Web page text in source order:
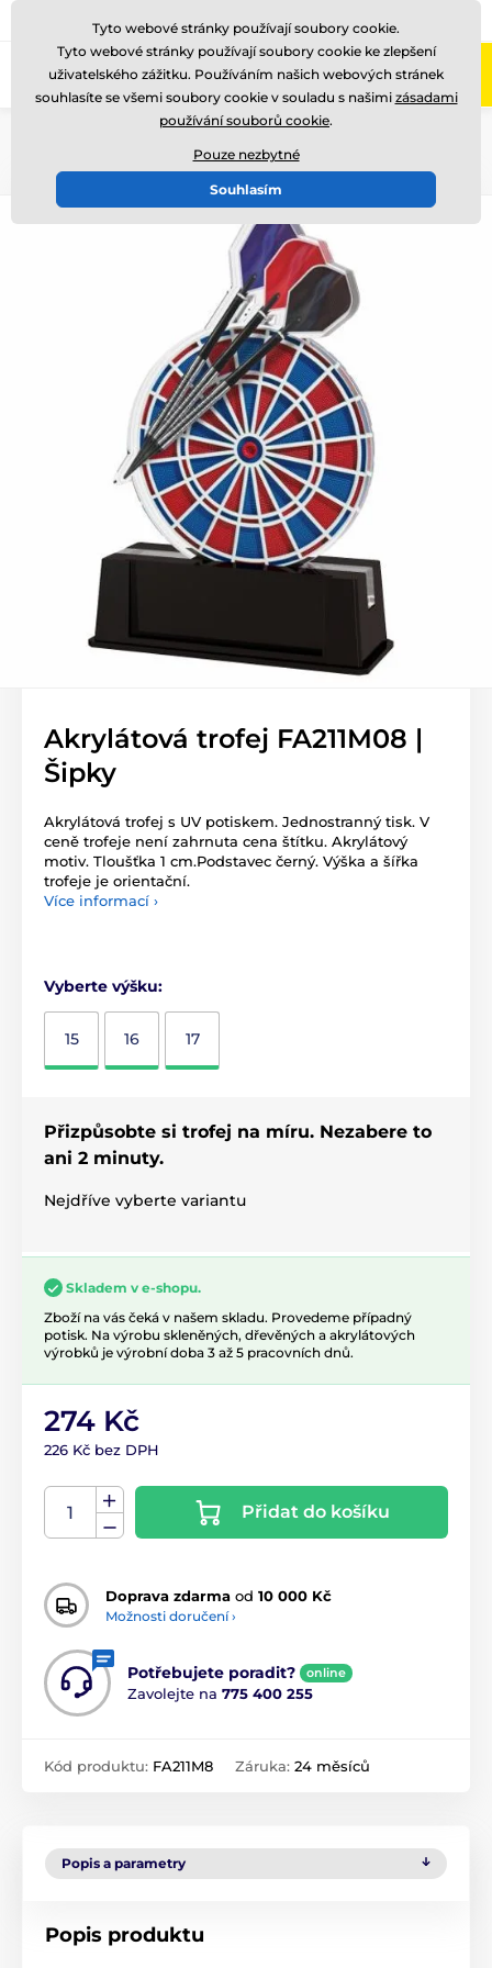
Zavolejte nám (Po-Pá 8-17)
Akrylátová trofej FA211M08 |
Šipky
Akrylátová trofej s UV potiskem. Jednostranný tisk. V
ceně trofeje není zahrnuta cena štítku. Akrylátový
motiv. Tloušťka 1 cm.Podstavec černý. Výška a šířka
trofeje je orientační.
Více informací ›
Vyberte výšku:
15 16 17
Přizpůsobte si trofej na míru. Nezabere to
ani 2 minuty.
Nejdříve vyberte variantu
Skladem v e-shopu.
Zboží na vás čeká v našem skladu. Provedeme případný
potisk. Na výrobu skleněných, dřevěných a akrylátových
výrobků je výrobní doba 3 až 5 pracovních dnů.
274 Kč
226 Kč bez DPH
Přidat do košíku
Doprava zdarma od 10 000 Kč
Možnosti doručení ›
Potřebujete poradit? online
Zavolejte na 775 400 255
Kód produktu: FA211M8 Záruka: 24 měsíců
Popis a parametry
Popis produktu
Tyto webové stránky používají soubory cookie.
Tyto webové stránky používají soubory cookie ke zlepšení
uživatelského zážitku. Používáním našich webových stránek
souhlasíte se všemi soubory cookie v souladu s našimi zásadami
používání souborů cookie.
Pouze nezbytné
Souhlasím